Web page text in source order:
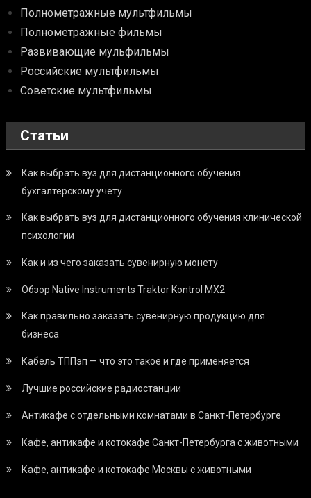
Полнометражные мультфильмы
Полнометражные фильмы
Развивающие мульфильмы
Российские мультфильмы
Советские мультфильмы
Статьи
Как выбрать вуз для дистанционного обучения
бухгалтерскому учету
Как выбрать вуз для дистанционного обучения клинической
психологии
Как и из чего заказать сувенирную монету
Обзор Native Instruments Traktor Kontrol MX2
Как правильно заказать сувенирную продукцию для
бизнеса
Кабель ТППэп — что это такое и где применяется
Лучшие российские радиостанции
Антикафе с отдельными комнатами в Санкт-Петербурге
Кафе, антикафе и котокафе Санкт-Петербурга с животными
Кафе, антикафе и котокафе Москвы с животными